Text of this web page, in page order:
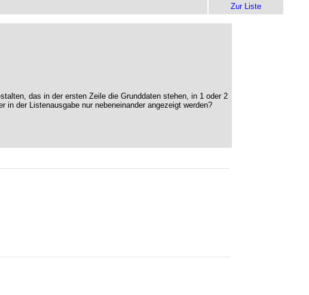
Zur Liste
das in der ersten Zeile die Grunddaten stehen, in 1 oder 2
der Listenausgabe nur nebeneinander angezeigt werden?